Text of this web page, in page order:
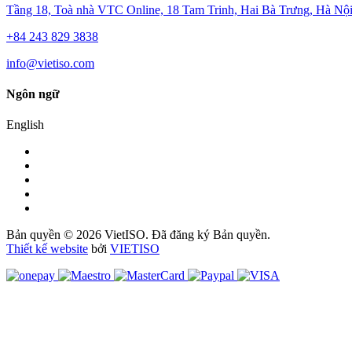
Tầng 18, Toà nhà VTC Online, 18 Tam Trinh, Hai Bà Trưng, Hà
+84 243 829 3838
info@vietiso.com
Ngôn ngữ
English
Bản quyền © 2026 VietISO. Đã đăng ký Bản quyền.
Thiết kế website bởi VIETISO